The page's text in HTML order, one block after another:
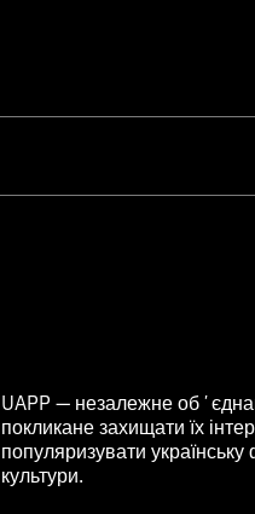
UAPP — незалежне
покликане захищати їх
популяризувати
культури.